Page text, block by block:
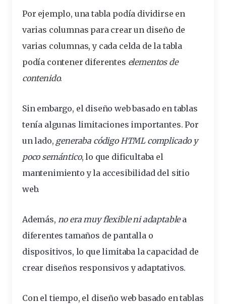
Por ejemplo, una tabla podía dividirse en
varias columnas para crear un diseño de
varias columnas, y cada celda de la tabla
podía contener diferentes elementos de
contenido.
Sin embargo, el diseño web basado en tablas
tenía algunas limitaciones importantes. Por
un lado, generaba código HTML complicado y
poco semántico, lo que dificultaba el
mantenimiento y la accesibilidaddel sitio
web.
Además, no era muyflexibleni adaptablea
diferentes tamaños de pantallao
dispositivos, lo que limitaba la capacidad de
crear diseños responsivos y adaptativos.
Con el tiempo, el diseño web basado en tablas